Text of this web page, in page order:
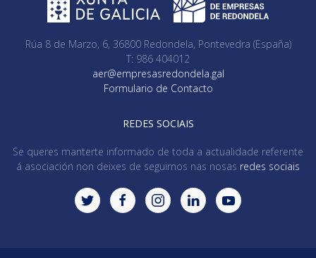
Rúa 8 de Marzo, 6, 36800 Redondela, Pontevedra (España)
T: 986 404012
aer@empresasredondela.gal
Formulario de Contacto
REDES SOCIAIS
Se queres manterte informado de toda a actualidade referente
á asociación non deixes de seguirnos nas nosas redes sociais